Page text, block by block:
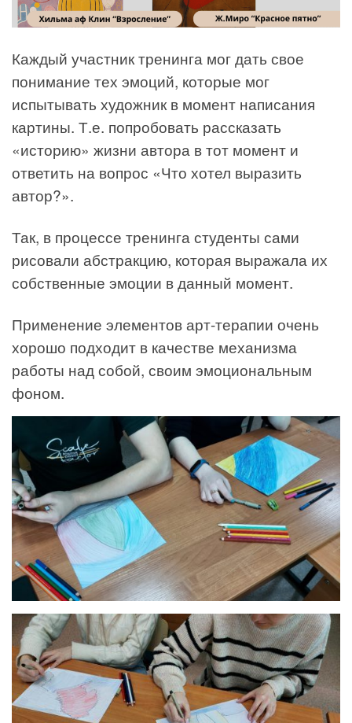
Каждый участник тренинга мог дать свое
понимание тех эмоций, которые мог
испытывать художник в момент написания
картины. Т.е. попробовать рассказать
«историю» жизни автора в тот момент и
ответить на вопрос «Что хотел выразить
автор?».
Так, в процессе тренинга студенты сами
рисовали абстракцию, которая выражала их
собственные эмоции в данный момент.
Применение элементов арт-терапии очень
хорошо подходит в качестве механизма
работы над собой, своим эмоциональным
фоном.